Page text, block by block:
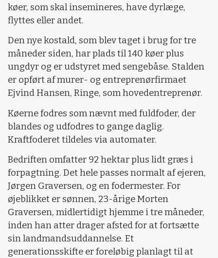
køer, som skal insemineres, have dyrlæge,
flyttes eller andet.
Den nye kostald, som blev taget i brug for tre
måneder siden, har plads til 140 køer plus
ungdyr og er udstyret med sengebåse. Stalden
er opført af murer- og entreprenørfirmaet
Ejvind Hansen, Ringe, som hovedentreprenør.
Køerne fodres som nævnt med fuldfoder, der
blandes og udfodres to gange daglig.
Kraftfoderet tildeles via automater.
Bedriften omfatter 92 hektar plus lidt græs i
forpagtning. Det hele passes normalt af ejeren,
Jørgen Graversen, og en fodermester. For
øjeblikket er sønnen, 23-årige Morten
Graversen, midlertidigt hjemme i tre måneder,
inden han atter drager afsted for at fortsætte
sin landmandsuddannelse. Et
generationsskifte er foreløbig planlagt til at